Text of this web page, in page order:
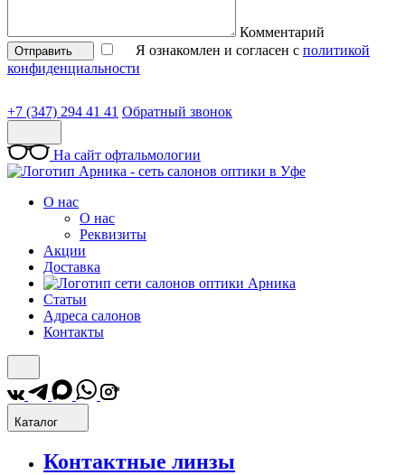
Комментарий
Отправить Я ознакомлен и согласен с политикой
конфиденциальности
+7 (347) 294 41 41 Обратный звонок
На сайт офтальмологии
О нас
О нас
Реквизиты
Акции
Доставка
Статьи
Адреса салонов
Контакты
*
Каталог
Контактные линзы